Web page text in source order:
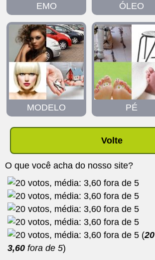
EMO ÓLEO
MODELO PÉ
Volte
O que você acha do nosso site?
(20
3,60 fora de 5)